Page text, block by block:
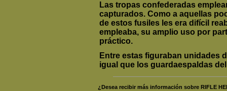
Las tropas confederadas
capturados. Como a aquellas
de estos fusiles les era difícil
empleaba, su amplio uso por
práctico.
Entre estas figuraban unidades
igual que los guardaespaldas
¿Desea recibir más información sobre RIFLE